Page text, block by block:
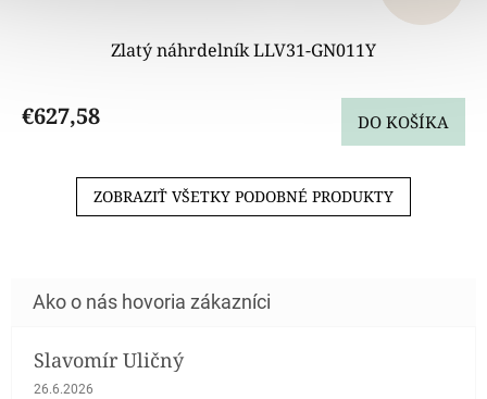
Zlatý náhrdelník LLV31-GN011Y
€627,58 DO KOŠÍKA
ZOBRAZIŤ VŠETKY PODOBNÉ PRODUKTY
Slavomír Uličný
Hodnotenie obchodu je 5 z 5 hviezdičiek.
26.6.2026